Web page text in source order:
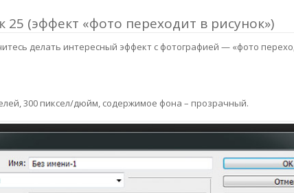
(эффект «фото переходит в рисунок»)
делать интересный эффект с фотографией — «фото
300 пиксел/дюйм, содержимое фона – прозрачный.